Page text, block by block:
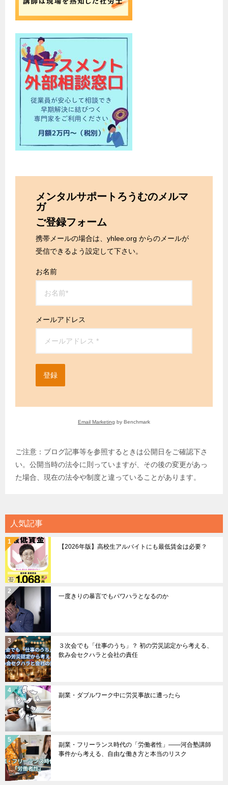
メンタルサポートろうむのメルマ
ガ
ご登録フォーム
携帯メールの場合は、yhlee.org からのメールが
受信できるよう設定して下さい。
お名前
メールアドレス
登録
Email Marketing by Benchmark
ご注意：ブログ記事等を参照するときは公開日をご確認下さ
い。公開当時の法令に則っていますが、その後の変更があっ
た場合、現在の法令や制度と違っていることがあります。
人気記事
【2026年版】高校生アルバイトにも最低賃金は必要？
一度きりの暴言でもパワハラとなるのか
３次会でも「仕事のうち」？ 初の労災認定から考える、
飲み会セクハラと会社の責任
副業・ダブルワーク中に労災事故に遭ったら
副業・フリーランス時代の「労働者性」――河合塾講師
事件から考える、自由な働き方と本当のリスク